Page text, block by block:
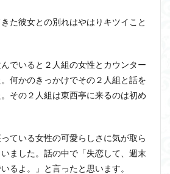
た彼女との別れはやはりキツイこと
でいると２人組の女性とカウンター
何かのきっかけでその２人組と話を
その２人組は東西亭に来るのは初め
ている女性の可愛らしさに気が取ら
ました。話の中で「失恋して、週末
るよ。」と言ったと思います。